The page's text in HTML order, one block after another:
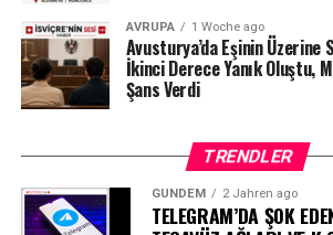
AVRUPA 1 Woche ago
Avusturya’da Eşinin Üzerine
İkinci Derece Yanık Oluştu,
Şans Verdi
TRENDLER
GÜNDEM 2 Jahren ago
TELEGRAM’DA ŞOK